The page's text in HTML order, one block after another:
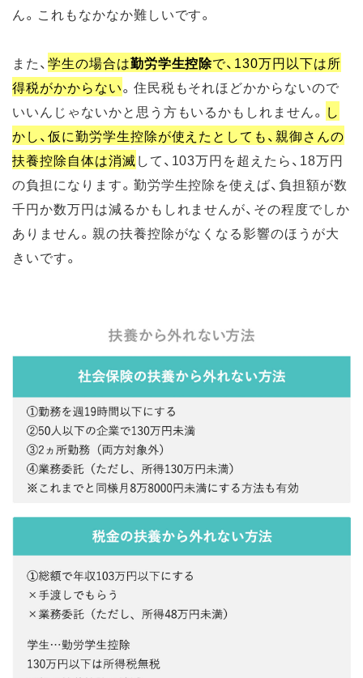
ん。これもなかなか難しいです。
また、学生の場合は勤労学生控除で、130万円以下は所
得税がかからない。住民税もそれほどかからないので
いいんじゃないかと思う方もいるかもしれません。 し
かし、仮に勤労学生控除が使えたとしても、親御さんの
扶養控除自体は消滅して、103万円を超えたら、18万円
の負担になります。勤労学生控除を使えば、負担額が数
千円か数万円は減るかもしれませんが、その程度でしか
ありません。親の扶養控除がなくなる影響のほうが大
きいです。